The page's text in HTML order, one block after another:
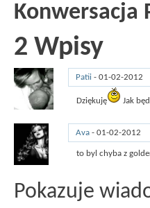
Konwersacja
2 Wpisy
Patii - 01-02-2012
Dziękuję Jak
Ava - 01-02-2012
to byl chyba z
Pokazuje